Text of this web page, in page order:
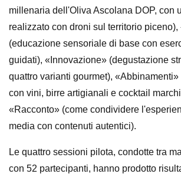
millenaria dell'Oliva Ascolana DOP, con
realizzato con droni sul territorio piceno),
(educazione sensoriale di base con
guidati), «Innovazione» (degustazione
quattro varianti gourmet),
con vini, birre artigianali e cocktail
«Racconto» (come condividere
media con contenuti autentici).
Le quattro sessioni pilota, condotte tra
con 52 partecipanti, hanno prodotto